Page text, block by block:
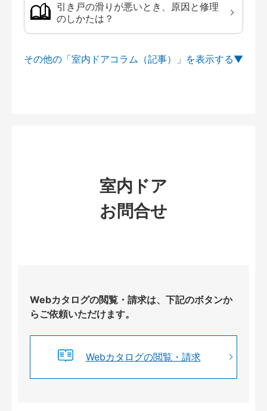
引き戸の滑りが悪いとき、原因と修理
のしかたは？
その他の「室内ドアコラム（記事）」を
室内ドア
お問合せ
Webカタログの閲覧・請求は、下記のボタンか
らご依頼いただけます。
Webカタログの閲覧・請求